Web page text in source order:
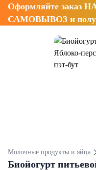
Оформляйте заказ
САМОВЫВОЗ и
Молочные продукты и яйца
Биойогурт